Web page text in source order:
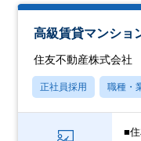
高級賃貸マンシ
住友不動産株式会社
正社員採用 職種・
■